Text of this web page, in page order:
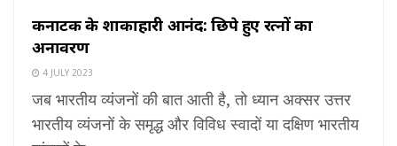
कर्नाटक के शाकाहारी आनंद: छिपे हुए रत्नों का
अनावरण
4 JULY 2023
जब भारतीय व्यंजनों की बात आती है, तो ध्यान अक्सर उत्तर
भारतीय व्यंजनों के समृद्ध और विविध स्वादों या दक्षिण भारतीय